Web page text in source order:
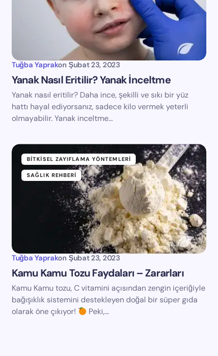
Tuğba Yaprakon Şubat 23, 2023
Yanak Nasıl Eritilir? Yanak İnceltme
Yanak nasıl eritilir? Daha ince, şekilli ve sıkı bir yüz
hattı hayal ediyorsanız, sadece kilo vermek yeterli
olmayabilir. Yanak inceltme…
BITKISEL ZAYIFLAMA YÖNTEMLERI
SAĞLIK REHBERI
Tuğba Yaprakon Şubat 23, 2023
Kamu Kamu Tozu Faydaları – Zararları
Kamu Kamu tozu, C vitamini açısından zengin içeriğiyle
bağışıklık sistemini destekleyen doğal bir süper gıda
olarak öne çıkıyor!
Peki,…